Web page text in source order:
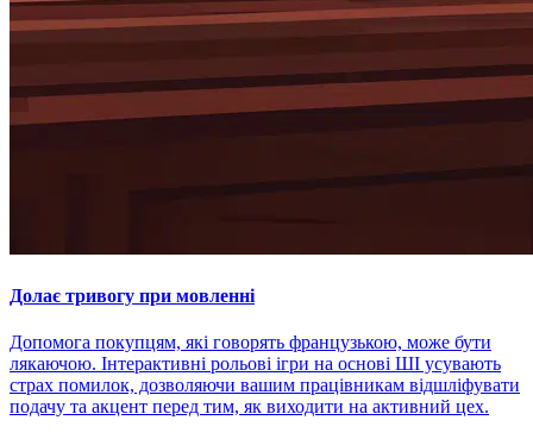
Долає тривогу при мовленні
Допомога покупцям, які говорять французькою, може бути
лякаючою. Інтерактивні рольові ігри на основі ШІ усувають
страх помилок, дозволяючи вашим працівникам відшліфувати
подачу та акцент перед тим, як виходити на активний цех.